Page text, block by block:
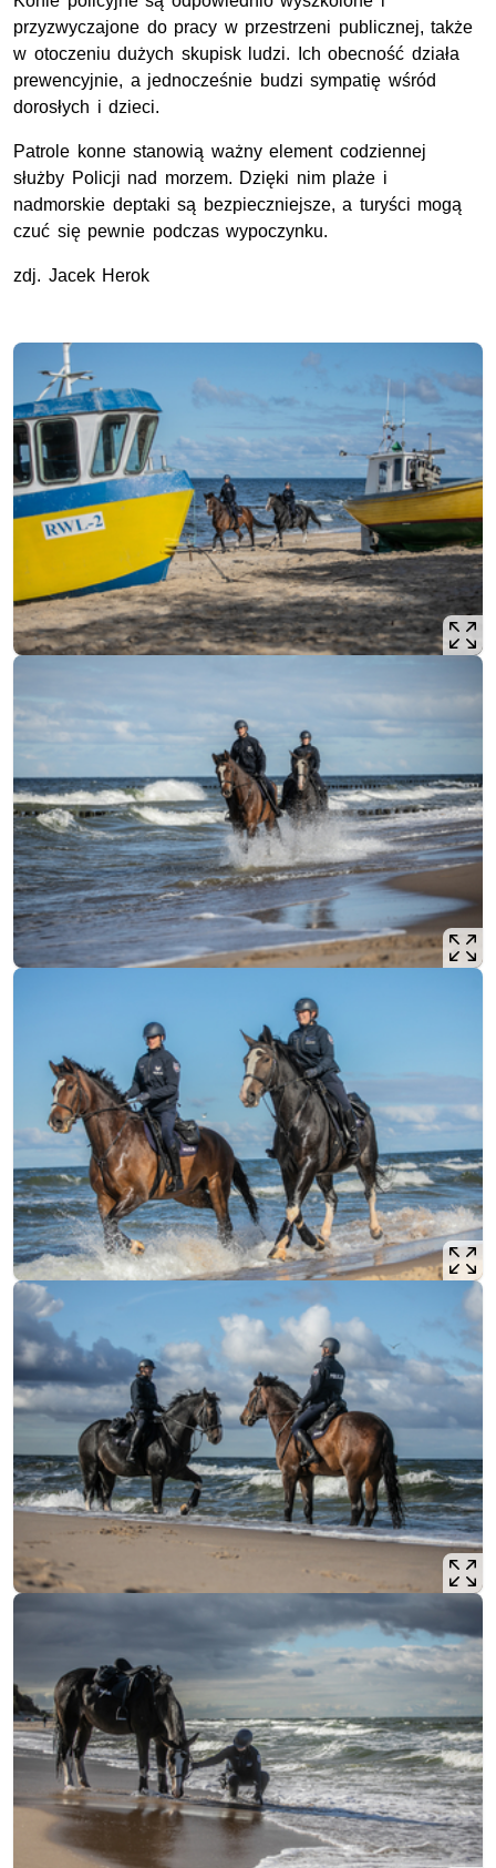
przyzwyczajone do pracy w przestrzeni publicznej, także
w otoczeniu dużych skupisk ludzi. Ich obecność działa
prewencyjnie, a jednocześnie budzi sympatię wśród
dorosłych i dzieci.
Patrole konne stanowią ważny element codziennej
służby Policji nad morzem. Dzięki nim plaże i
nadmorskie deptaki są bezpieczniejsze, a turyści mogą
czuć się pewnie podczas wypoczynku.
zdj. Jacek Herok